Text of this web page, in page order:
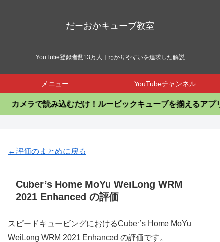
だーおかキューブ教室
YouTube登録者数13万人｜わかりやすいを追求した解説
メニュー YouTubeチャンネル
メラで読み込むだけ！ルービックキューブを揃えるアプリ
←評価のまとめに戻る
Cuber’s Home MoYu WeiLong WRM
2021 Enhanced の評価
スピードキュービングにおけるCuber’s Home MoYu
WeiLong WRM 2021 Enhanced の評価です。